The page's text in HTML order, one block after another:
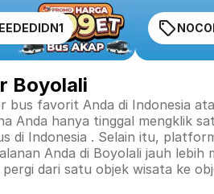
Boyolali
bus favorit Anda di Indonesia
Anda hanya tinggal mengklik
di Indonesia . Selain itu,
Anda di Boyolali jauh lebih
dari satu objek wisata ke